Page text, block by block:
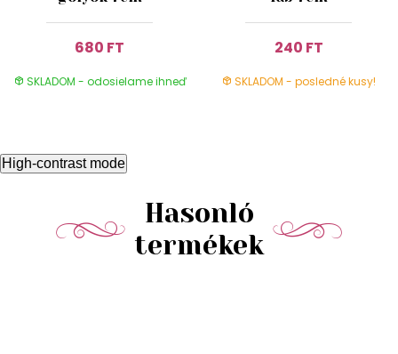
680 FT
SKLADOM - odosielame ihneď
240 FT
SKLADOM - posledné kusy!
High-contrast mode
Hasonló
termékek